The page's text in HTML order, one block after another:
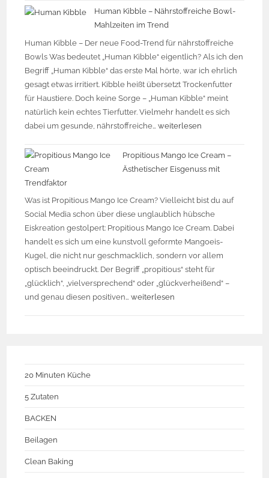
Human Kibble – Nährstoffreiche Bowl-
Mahlzeiten im Trend
Human Kibble – Der neue Food-Trend für nährstoffreiche
Bowls Was bedeutet „Human Kibble“ eigentlich? Als ich den
Begriff „Human Kibble“ das erste Mal hörte, war ich ehrlich
gesagt etwas irritiert. Kibble heißt übersetzt Trockenfutter
für Haustiere. Doch keine Sorge – „Human Kibble“ meint
natürlich kein echtes Tierfutter. Vielmehr handelt es sich
dabei um gesunde, nährstoffreiche…weiterlesen
Propitious Mango Ice Cream –
Ästhetischer Eisgenuss mit
Trendfaktor
Was ist Propitious Mango Ice Cream? Vielleicht bist du auf
Social Media schon über diese unglaublich hübsche
Eiskreation gestolpert: Propitious Mango Ice Cream. Dabei
handelt es sich um eine kunstvoll geformte Mangoeis-
Kugel, die nicht nur geschmacklich, sondern vor allem
optisch beeindruckt. Der Begriff „propitious“ steht für
„glücklich“, „vielversprechend“ oder „glückverheißend“ –
und genau diesen positiven…weiterlesen
20 Minuten Küche
5 Zutaten
BACKEN
Beilagen
Clean Baking